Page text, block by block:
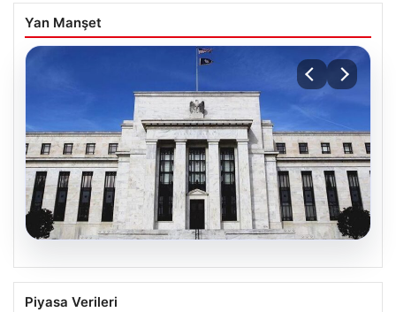
Yan Manşet
06.08.2026
Fed faizi sabit tuttu
Piyasa Verileri